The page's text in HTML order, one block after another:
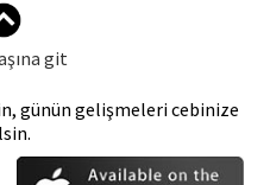
git
günün gelişmeleri cebinize